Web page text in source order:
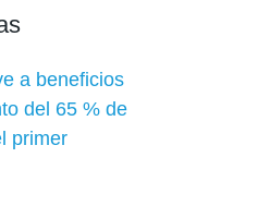
a beneficios
del 65 % de
primer